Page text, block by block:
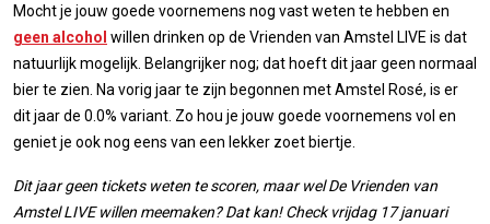
Mocht je jouw goede voornemens nog vast weten te hebben en
geen alcohol willen drinken op de Vrienden van Amstel LIVE is dat
natuurlijk mogelijk. Belangrijker nog; dat hoeft dit jaar geen normaal
bier te zien. Na vorig jaar te zijn begonnen met Amstel Rosé, is er
dit jaar de 0.0% variant. Zo hou je jouw goede voornemens vol en
geniet je ook nog eens van een lekker zoet biertje.
Dit jaar geen tickets weten te scoren, maar wel De Vrienden van
Amstel LIVE willen meemaken? Dat kan! Check vrijdag 17 januari